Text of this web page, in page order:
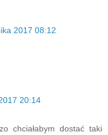
2017 08:12
20:14
chciałabym dostać taki